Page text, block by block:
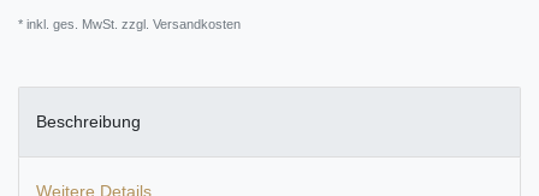
* inkl. ges. MwSt. zzgl. Versandkosten
Beschreibung
Weitere Details